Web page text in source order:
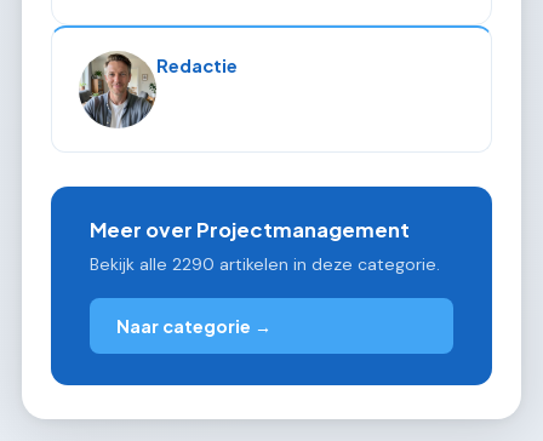
Redactie
Meer over Projectmanagement
Bekijk alle 2290 artikelen in deze categorie.
Naar categorie →